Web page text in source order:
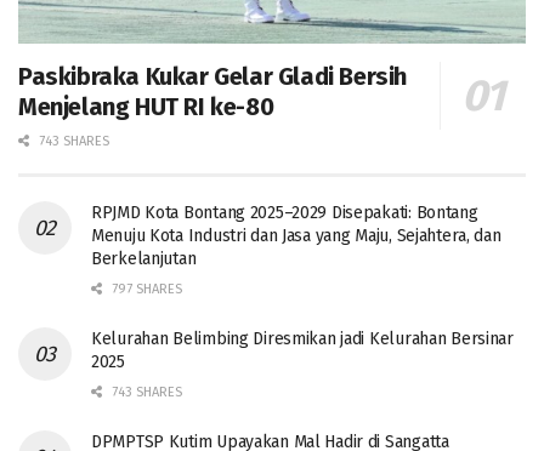
Paskibraka Kukar Gelar Gladi Bersih
Menjelang HUT RI ke-80
743 SHARES
RPJMD Kota Bontang 2025–2029 Disepakati: Bontang
Menuju Kota Industri dan Jasa yang Maju, Sejahtera, dan
Berkelanjutan
797 SHARES
Kelurahan Belimbing Diresmikan jadi Kelurahan Bersinar
2025
743 SHARES
DPMPTSP Kutim Upayakan Mal Hadir di Sangatta